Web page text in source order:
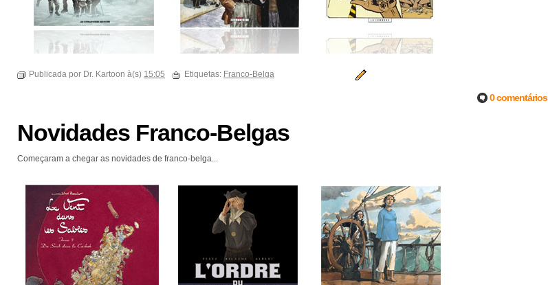
Publicada por Dr. Kartoon à(s) 15:05 Etiquetas: Franco-Belga
0 comentários
Novidades Franco-Belgas
Começaram a chegar as novidades de franco-belga...